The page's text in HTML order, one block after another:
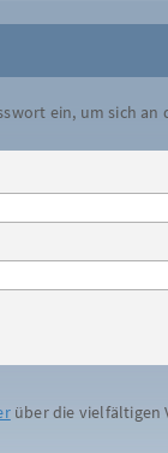
ein, um sich an
über die vielfältigen